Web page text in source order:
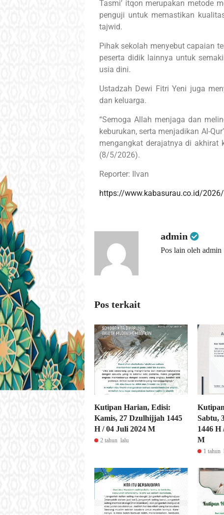
Tasmi’ itqon merupakan metode
penguji untuk memastikan
tajwid.
Pihak sekolah menyebut capaian
peserta didik lainnya untuk
usia dini.
Ustadzah Dewi Fitri Yeni juga
dan keluarga.
“Semoga Allah menjaga dan
keburukan, serta menjadikan Al-
mengangkat derajatnya di akhirat
(8/5/2026).
Reporter: Ilvan
https://www.kabasurau.co.id/
admin
Pos lain oleh admin
Pos terkait
Kutipan Harian, Edisi:
Kamis, 27 Dzulhijjah 1445
H / 04 Juli 2024 M
2 tahun lalu
Sabtu,
1446 H
M
1 tahun